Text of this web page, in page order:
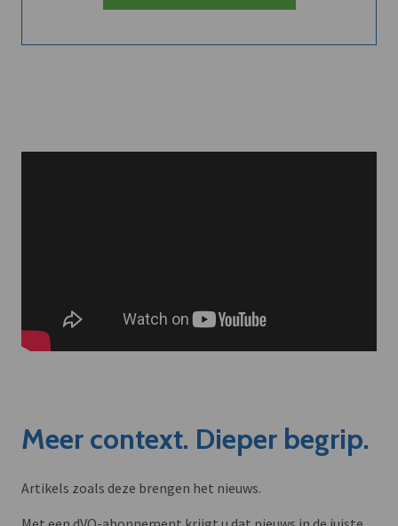
Meer context. Dieper begrip.
Artikels zoals deze brengen het nieuws.